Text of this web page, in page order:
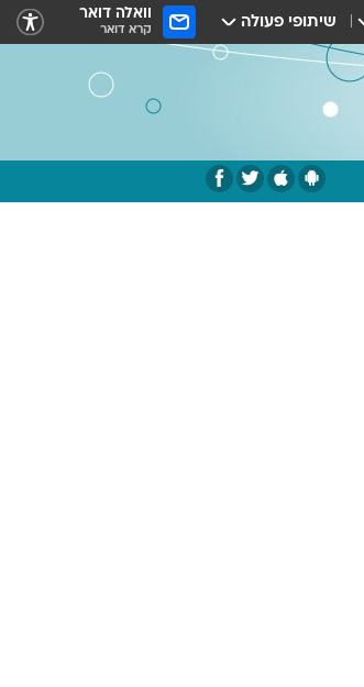
שיתופי פעולה וואלה דואר
קרא דואר